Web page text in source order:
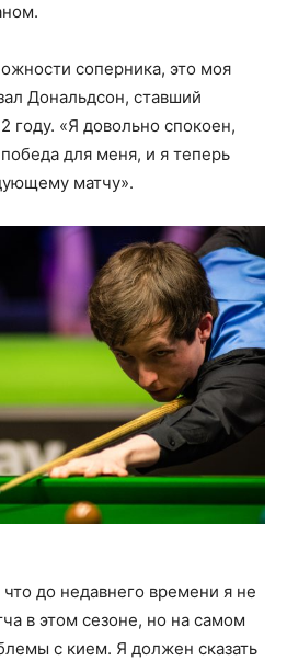
соперника, это моя
Дональдсон, ставший
году. «Я довольно спокоен,
для меня, и я теперь
матчу».
до недавнего времени я не
в этом сезоне, но на самом
с кием. Я должен сказать